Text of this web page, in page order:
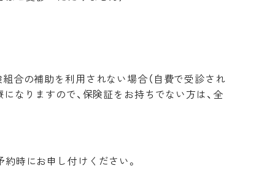
合の補助を利用されない場合（自費で受診され
なりますので、保険証をお持ちでない方は、全
時にお申し付けください。